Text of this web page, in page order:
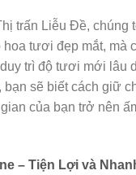
trấn Liễu Đề, chúng
tươi đẹp mắt, mà
trì độ tươi mới lâu
bạn sẽ biết cách giữ
của bạn trở nên
– Tiện Lợi và